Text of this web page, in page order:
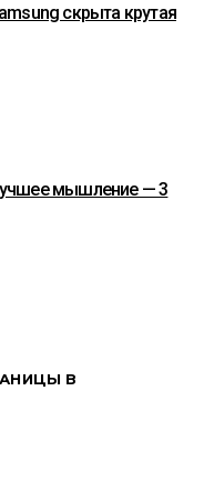
скрыта крутая
мышление — 3
В